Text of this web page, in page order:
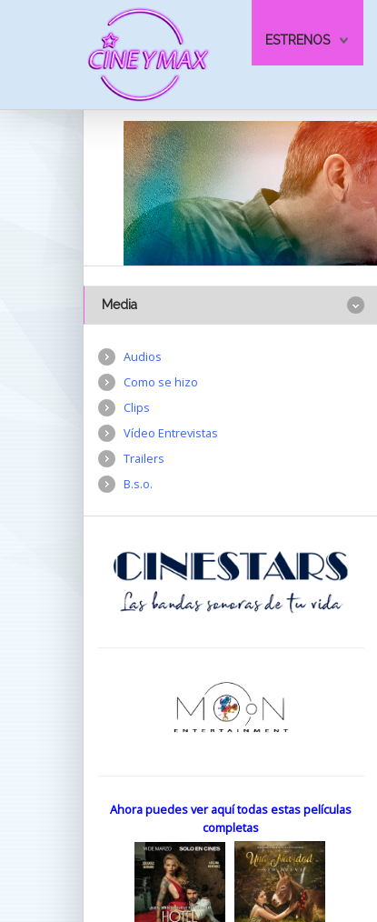
ESTRENOS
Media
Audios
Como se hizo
Clips
Vídeo Entrevistas
Trailers
B.s.o.
Ahora puedes ver aquí todas estas películas
completas